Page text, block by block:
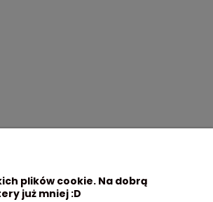
plików cookie. Na dobrą
już mniej :D